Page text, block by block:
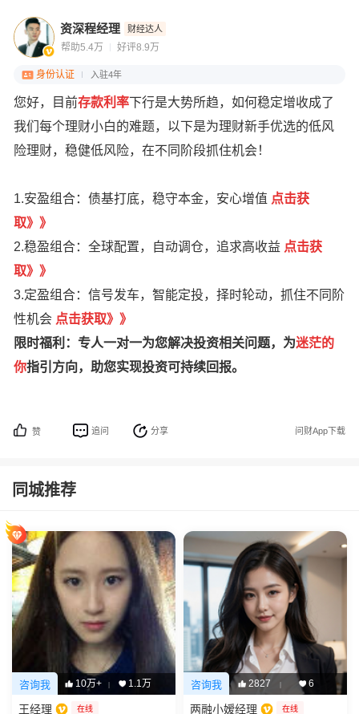
资深程经理 财经达人
帮助5.4万 好评8.9万
身份认证 入驻4年
您好，目前存款利率下行是大势所趋，如何稳定增收成了
我们每个理财小白的难题，以下是为理财新手优选的低风
险理财，稳健低风险，在不同阶段抓住机会！
1.安盈组合：债基打底，稳守本金，安心增值 点击获
取》 》
2.稳盈组合：全球配置，自动调仓，追求高收益 点击获
取》》
3.定盈组合：信号发车，智能定投，择时轮动，抓住不同阶
性机会 点击获取》》
限时福利：专人一对一为您解决投资相关问题，为迷茫的
你指引方向，助您实现投资可持续回报。
赞 追问 分享 问财App下载
同城推荐
咨询我 10万+ | 1.1万
王经理 在线
咨询我 2827 | 6
两融小嫒经理 在线